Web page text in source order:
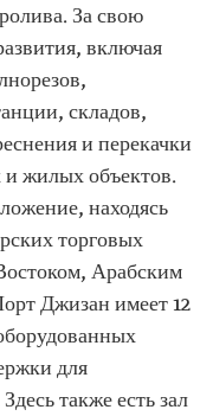
За свою
включая
складов,
и перекачки
жилых объектов.
находясь
торговых
Арабским
Джизан имеет 12
для
также есть зал